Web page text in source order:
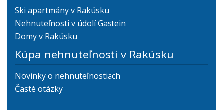
Ski apartmány v Rakúsku
Nehnuteľnosti v údolí Gastein
Domy v Rakúsku
Kúpa nehnuteľnosti v Rakúsku
Novinky o nehnuteľnostiach
Časté otázky